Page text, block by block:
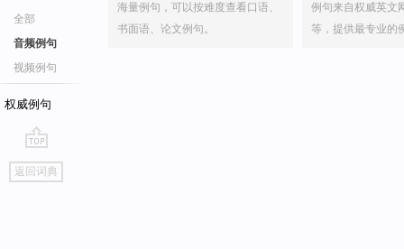
全部
音频例句
视频例句
权威例句
go
top
返回词典
海量例句，可以按难度查看口语、
书面语、论文例句。
例句来自权威英文
等，提供最专业的